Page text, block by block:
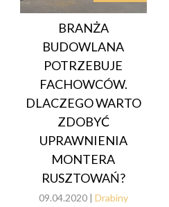
BRANŻA
BUDOWLANA
POTRZEBUJE
FACHOWCÓW.
DLACZEGO WARTO
ZDOBYĆ
UPRAWNIENIA
MONTERA
RUSZTOWAŃ?
09.04.2020 | Drabiny